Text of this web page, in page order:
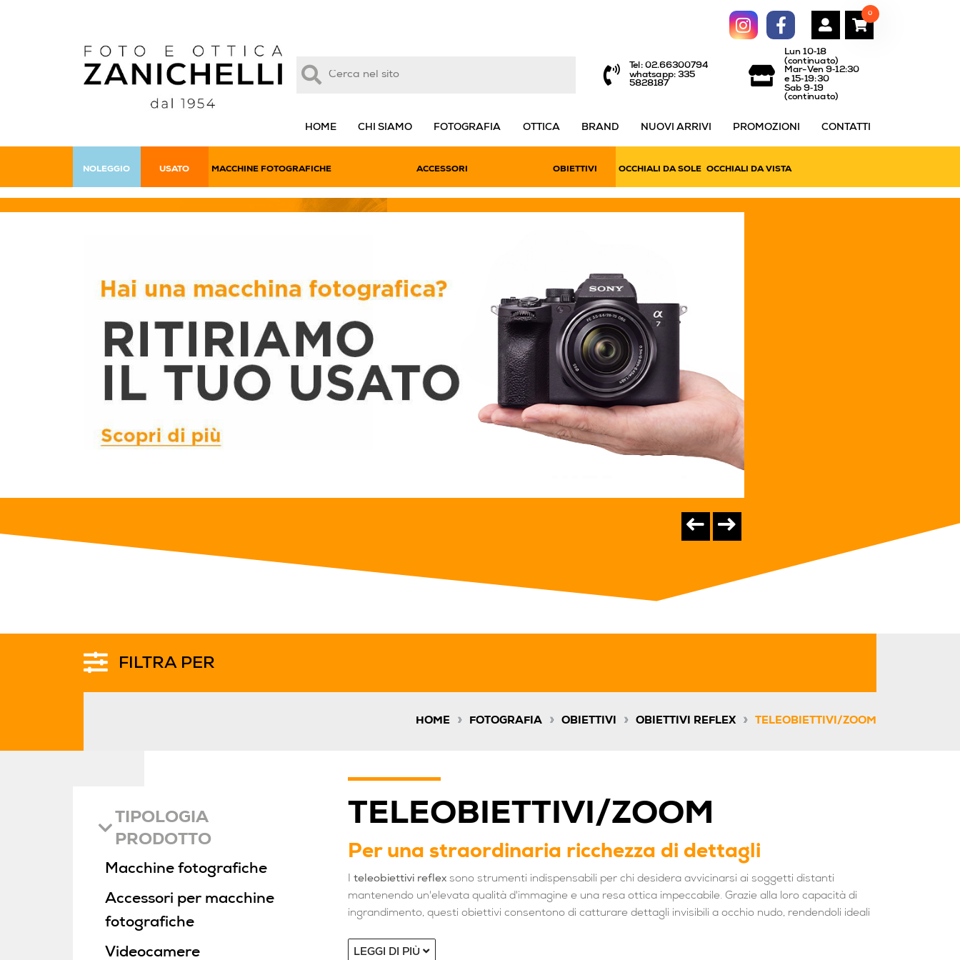
Tel: 02.66300794
whatsapp: 335
5828187
Lun 10‑18
(continuato)
Mar-Ven 9‑12:30
e 15‑19:30
Sab 9‑19
(continuato)
HOME CHI SIAMO FOTOGRAFIA OTTICA BRAND NUOVI ARRIVI PROMOZIONI CONTATTI
0
NOLEGGIO USATO MACCHINE FOTOGRAFICHE ACCESSORI OBIETTIVI OCCHIALI DA SOLE OCCHIALI DA VISTA
€ 71
dettagli
FILTRA PER
HOME » FOTOGRAFIA » OBIETTIVI » OBIETTIVI REFLEX » TELEOBIETTIVI/ZOOM
TIPOLOGIA
PRODOTTO
Macchine fotografiche
Accessori per macchine
fotografiche
Videocamere
TELEOBIETTIVI/ZOOM
Per una straordinaria ricchezza di dettagli
I teleobiettivi reflexsono strumenti indispensabili per chi desidera avvicinarsi ai soggetti distanti
mantenendo un'elevata qualità d'immagine e una resa ottica impeccabile. Grazie alla loro capacità di
ingrandimento, questi obiettivi consentono di catturare dettagli invisibili a occhio nudo, rendendoli ideali
la flessibilità necessaria per adattarsi rapidamente a diverse inquadrature, senza dover cambiare ottica.
LEGGI DI PIÙ